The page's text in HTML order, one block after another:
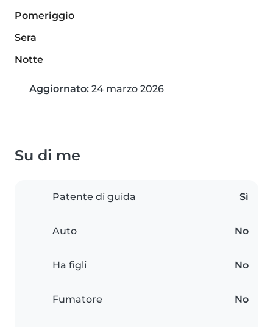
Pomeriggio
Sera
Notte
Aggiornato: 24 marzo 2026
Su di me
Patente di guida Sì
Auto No
Ha figli No
Fumatore No